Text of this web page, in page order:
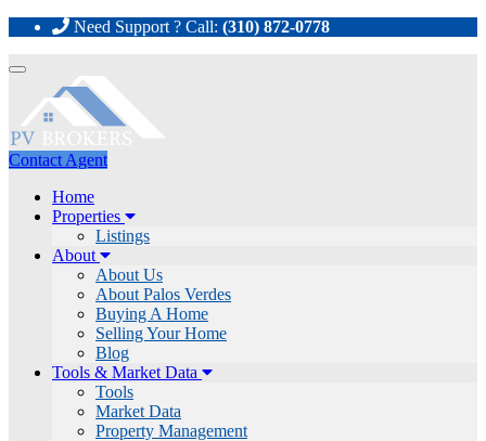
Need Support ? Call: (310) 872-0778
Toggle
navigation
Contact Agent
Home
Properties
Listings
About
About Us
About Palos Verdes
Buying A Home
Selling Your Home
Blog
Tools & Market Data
Tools
Market Data
Property Management